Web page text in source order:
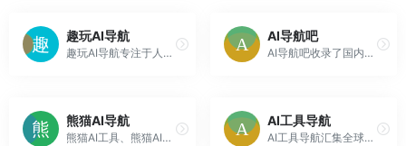
趣玩AI导航
趣玩AI导航专注于人工智能工具网站,为您提供最新、最全面的AI工具网站整理和推荐,助您更好地应用AI人工智能技术提升工作效率，智驭未来，一键触达，让信息探索更出彩！
AI导航吧
AI导航吧收录了国内外5000+优质AI工具，包括AI写作、AI绘画、AI设计、AI客服、AI办公、AI营销、AI搜索、AI智能体、AI语音生成、AI视频生成、数字人等生成式人工智能工具。在这里，帮助用户快速提升工作效率和创作能力，AI领域的专家和初学者都能轻松找到心仪的AI工具和学习资源。
熊猫AI导航
熊猫AI工具、熊猫AI工具集导航收录了国内外数百个AI工具，包括AI写作工具、AI图像生成和背景移除、AI视频制作、AI音频转录、AI辅助编程、AI音乐生成、AI绘画设计、AI对话聊天等AI工具集合大全，以及AI学习开发的常用网站、框架和模型，帮助你加入人工智能浪潮，自动化高效完成任务！
AI工具导航
AI工具导航汇集全球最新AI工具的展示平台！收录国内外众多好用的AI工具，涵盖AI写作工具、AI绘画工具、AI图片生成器与AI抠图工具、AI视频剪辑工具、AI音乐生成器、AI语音识别、AI编程开发、AI设计工具、AI对话聊天等丰富的AI类别，同时还有AI办公工具、AI游戏制作、AI营销、AI数字人、...